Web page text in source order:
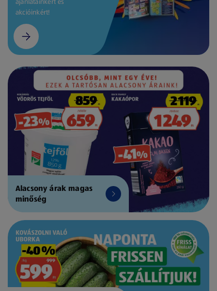
akcióinkért!
Alacsony árak magas
minőség